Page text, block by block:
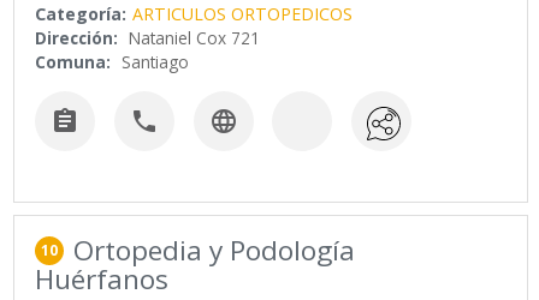
Categoría: ARTICULOS ORTOPEDICOS
Dirección: Nataniel Cox 721
Comuna: Santiago
  
10 Ortopedia y Podología
Huérfanos